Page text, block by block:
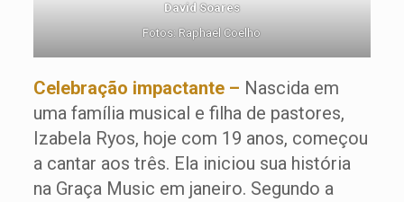
David Soares
Fotos: Raphael Coelho
Celebração impactante – Nascida em
uma família musical e filha de pastores,
Izabela Ryos, hoje com 19 anos, começou
a cantar aos três. Ela iniciou sua história
na Graça Music em janeiro. Segundo a